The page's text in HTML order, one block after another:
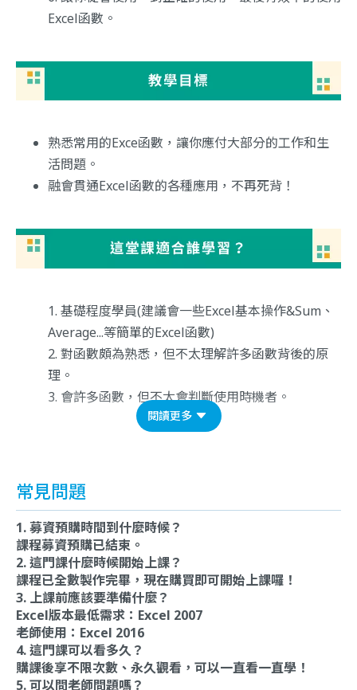
Excel函數。
熟悉常用的Exce函數，讓你應付大部分的工作和生
活問題。
融會貫通Excel函數的各種應用，不再死背！
基礎程度學員(建議會一些Excel基本操作&Sum、
Average...等簡單的Excel函數)
對函數頗為熟悉，但不太理解許多函數背後的原
理。
會許多函數，但不太會判斷使用時機者。
閱讀更多
常見問題
1. 募資預購時間到什麼時候？
課程募資預購已結束。
2. 這門課什麼時候開始上課？
課程已全數製作完畢，現在購買即可開始上課囉！
3. 上課前應該要準備什麼？
Excel版本最低需求：Excel 2007
老師使用：Excel 2016
4. 這門課可以看多久？
購課後享不限次數、永久觀看，可以一直看一直學！
5. 可以問老師問題嗎？